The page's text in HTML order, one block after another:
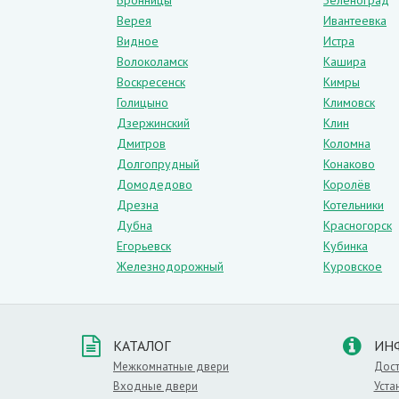
Подобный оттенок идеально
произведения дизайнерского
в котором присутствует декоративный
Такой оттенок можно смело
впишутся в классический дизайн.
Вы сможете сочетать их с
рисунка натуральной древесины можно
Ламинированные,Оттенок:
Верея
Видное
Волоколамск
Воскресенск
Голицыно
Дзержинский
Дмитров
Долгопрудный
Домодедово
Дрезна
Дубна
Егорьевск
Железнодорожный
Ивантеевка
Истра
Кашира
Кимры
Климовск
Клин
Коломна
Конаково
Королёв
Котельники
Красногорск
Кубинка
Куровское
КАТАЛОГ
Межкомнатные двери
Входные двери